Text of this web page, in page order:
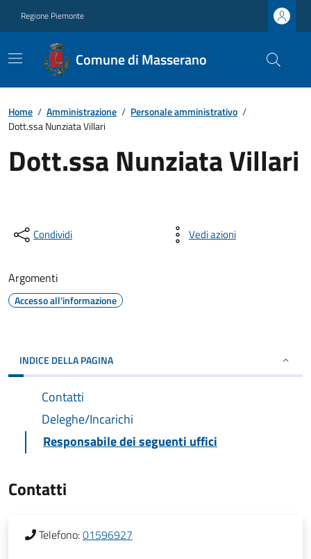
Regione Piemonte
Comune di Masserano
Home / Amministrazione / Personale amministrativo /
Dott.ssa Nunziata Villari
Dott.ssa Nunziata Villari
Condividi Vedi azioni
Argomenti
Accesso all'informazione
INDICE DELLA PAGINA
Contatti
Deleghe/Incarichi
Responsabile dei seguenti uffici
Contatti
Telefono:01596927